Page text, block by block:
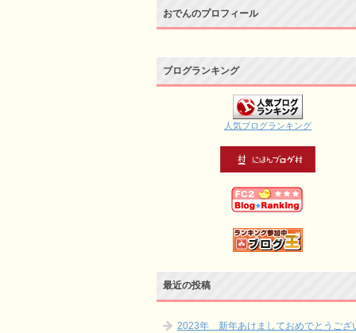
おでんのプロフィール
ブログランキング
人気ブログランキング
最近の投稿
2023年 新年あけましておめでとうござ